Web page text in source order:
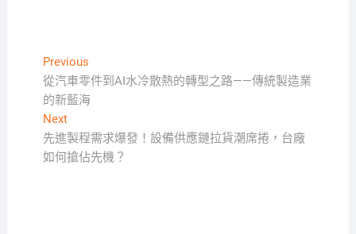
文
章
導
覽
PreviousPrevious
post:
從汽車零件到AI水冷散熱的轉型之路——傳統製造業
的新藍海
NextNext
post:
先進製程需求爆發！設備供應鏈拉貨潮席捲，台廠
如何搶佔先機？